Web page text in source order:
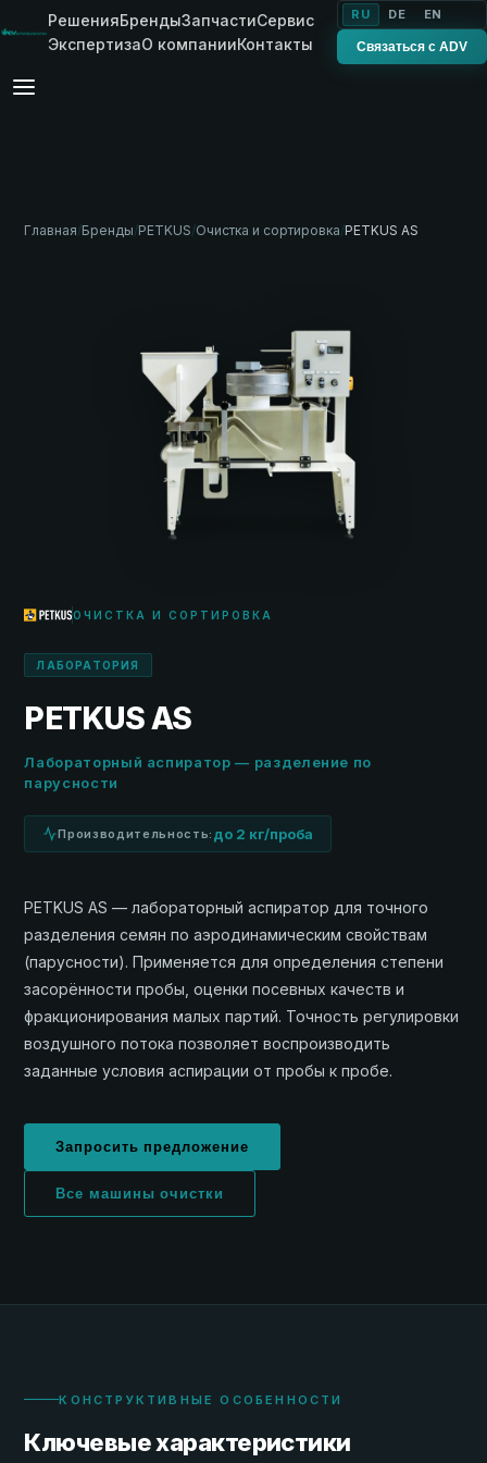
РешенияБрендыЗапчастиСервис
ЭкспертизаО компанииКонтакты
RU DE EN
Связаться с ADV
Главная/Бренды/PETKUS/Очистка и сортировка/PETKUS AS
ОЧИСТКА И СОРТИРОВКА
ЛАБОРАТОРИЯ
PETKUS AS
Лабораторный аспиратор — разделение по
парусности
Производительность: до 2 кг/проба
PETKUS AS — лабораторный аспиратор для точного
разделения семян по аэродинамическим свойствам
(парусности). Применяется для определения степени
засорённости пробы, оценки посевных качеств и
фракционирования малых партий. Точность регулировки
воздушного потока позволяет воспроизводить
заданные условия аспирации от пробы к пробе.
Запросить предложение
Все машины очистки
КОНСТРУКТИВНЫЕ ОСОБЕННОСТИ
Ключевые характеристики